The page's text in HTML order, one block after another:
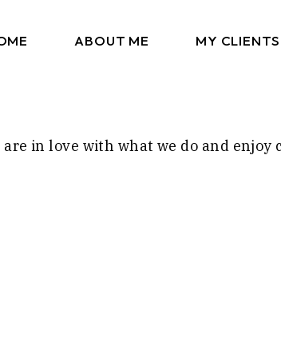
ABOUT ME MY CLIENTS
are in love with what we do and enjoy